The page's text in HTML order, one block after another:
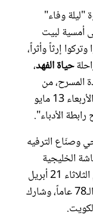
"ليلة وفاء"
أمسية لبيت
إرثاً وأثراً،
حياة الفهد،
المسرح، من
تقديم رئيس بيت المسرح: عثمان الشطي، الأربعاء 13 مايو
وصنّاع الترفيه
الخليجية
، التي تُوفيت يوم الثلاثاء 21 أبريل
2026 بعد صراع مع المرض عن عمرٍ ناهز الـ78 عاماً، وشارك